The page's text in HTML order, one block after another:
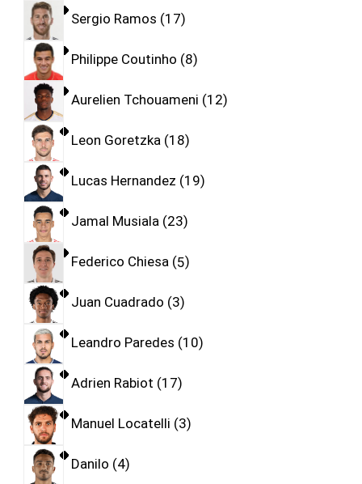
Sergio Ramos 17
Philippe Coutinho 8
Aurelien Tchouameni 12
Leon Goretzka 18
Lucas Hernandez 19
Jamal Musiala 23
Federico Chiesa 5
Juan Cuadrado 3
Leandro Paredes 10
Adrien Rabiot 17
Manuel Locatelli 3
Danilo 4